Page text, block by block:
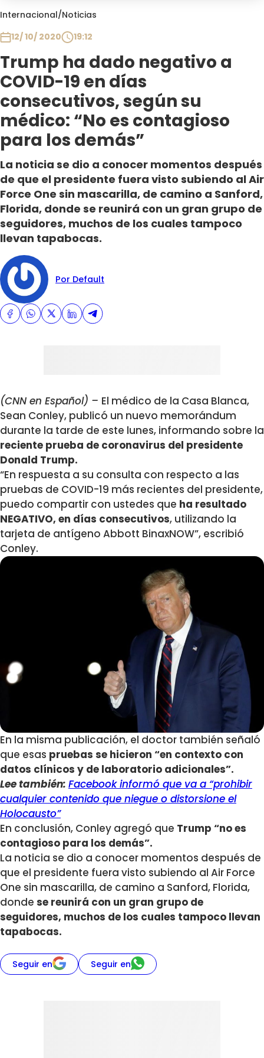
Internacional/Noticias
12/ 10/ 2020
19:12
Trump ha dado negativo a
COVID-19 en días
consecutivos, según su
médico: “No es contagioso
para los demás”
La noticia se dio a conocer momentos después
de que el presidente fuera visto subiendo al Air
Force One sin mascarilla, de camino a Sanford,
Florida, donde se reunirá con un gran grupo de
seguidores, muchos de los cuales tampoco
llevan tapabocas.
Por Default
(CNN en Español) – El médico de la Casa Blanca,
Sean Conley, publicó un nuevo memorándum
durante la tarde de este lunes, informando sobre la
reciente prueba de coronavirus del presidente
Donald Trump.
“En respuesta a su consulta con respecto a las
pruebas de COVID-19 más recientes del presidente,
puedo compartir con ustedes que ha resultado
NEGATIVO, en días consecutivos, utilizando la
tarjeta de antígeno Abbott BinaxNOW”, escribió
Conley.
En la misma publicación, el doctor también señaló
que esas pruebas se hicieron “en contexto con
datos clínicos y de laboratorio adicionales”.
Lee también: Facebook informó que va a “prohibir
cualquier contenido que niegue o distorsione el
Holocausto”
En conclusión, Conley agregó que Trump “no es
contagioso para los demás”.
La noticia se dio a conocer momentos después de
que el presidente fuera visto subiendo al Air Force
One sin mascarilla, de camino a Sanford, Florida,
donde se reunirá con un gran grupo de
seguidores, muchos de los cuales tampoco llevan
tapabocas.
Seguir en Seguir en
Club De La Comedia
Plan Perfecto
El Tiempo
Sabingo
Todos Los Programas